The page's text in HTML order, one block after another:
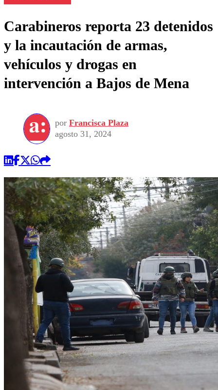
Carabineros reporta 23 detenidos
y la incautación de armas,
vehículos y drogas en
intervención a Bajos de Mena
por Francisca Plaza
agosto 31, 2024